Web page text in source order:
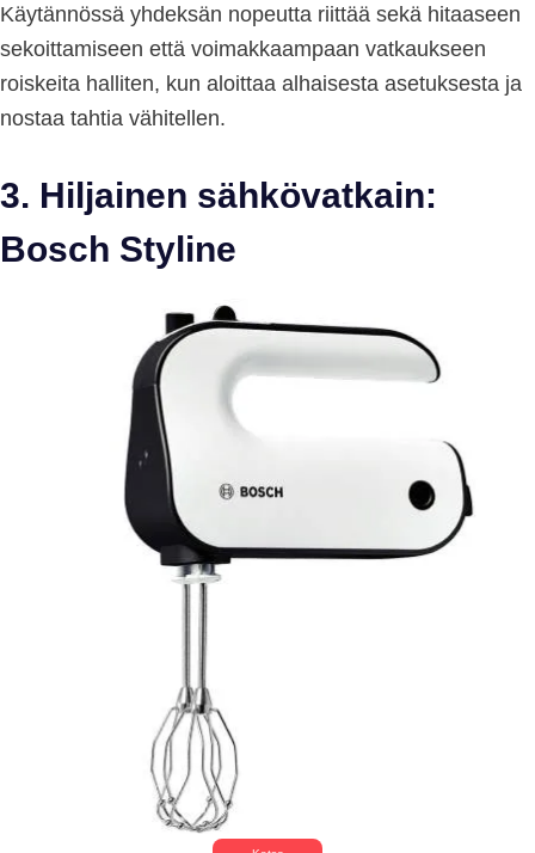
Käytännössä yhdeksän nopeutta riittää sekä hitaaseen
sekoittamiseen että voimakkaampaan vatkaukseen
roiskeita halliten, kun aloittaa alhaisesta asetuksesta ja
nostaa tahtia vähitellen.
3. Hiljainen sähkövatkain:
Bosch Styline